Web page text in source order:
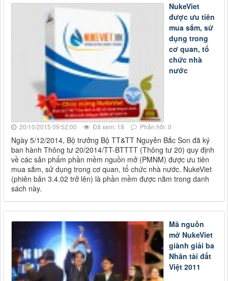
NukeViet
được ưu tiên
mua sắm, sử
dụng trong
cơ quan, tổ
chức nhà
nước
20/10/2015 09:52:00 Đã xem: 18 Phản hồi: 0
Ngày 5/12/2014, Bộ trưởng Bộ TT&TT Nguyễn Bắc Son đã ký
ban hành Thông tư 20/2014/TT-BTTTT (Thông tư 20) quy định
về các sản phẩm phần mềm nguồn mở (PMNM) được ưu tiên
mua sắm, sử dụng trong cơ quan, tổ chức nhà nước. NukeViet
(phiên bản 3.4.02 trở lên) là phần mềm được nằm trong danh
sách này.
Mã nguồn
mở NukeViet
giành giải ba
Nhân tài đất
Việt 2011